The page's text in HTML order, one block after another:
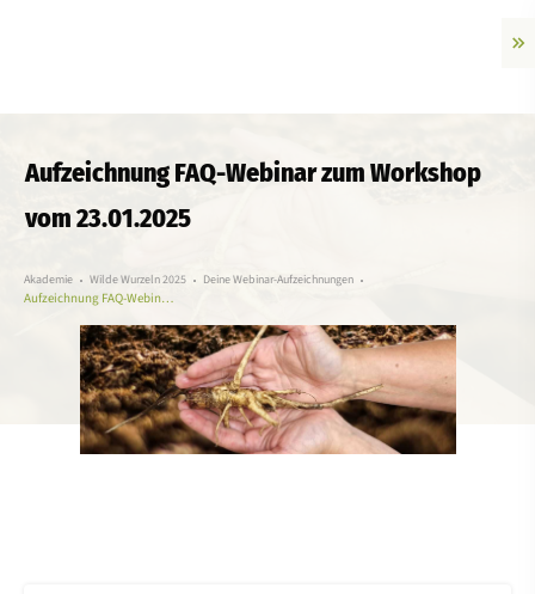
Aufzeichnung FAQ-Webinar zum Workshop
vom 23.01.2025
Akademie Wilde Wurzeln 2025 Deine Webinar-Aufzeichnungen
Aufzeichnung FAQ-Webinar zum Workshop vom 23.01.2025